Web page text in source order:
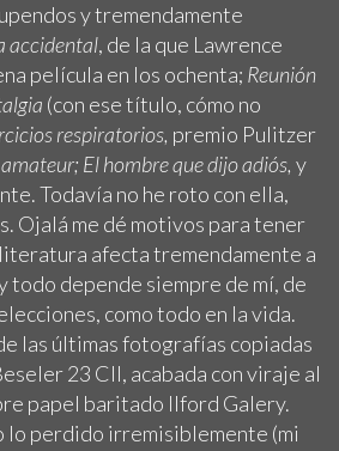
y tremendamente
accidental, de la que Lawrence
película en los ochenta; Reunión
(con ese título, cómo no
respiratorios, premio Pulitzer
El hombre que dijo adiós, y
Todavía no he roto con ella,
Ojalá me dé motivos para tener
afecta tremendamente a
todo depende siempre de mí, de
como todo en la vida.
las últimas fotografías copiadas
23 CII, acabada con viraje al
papel baritado Ilford Galery.
lo perdido irremisiblemente (mi